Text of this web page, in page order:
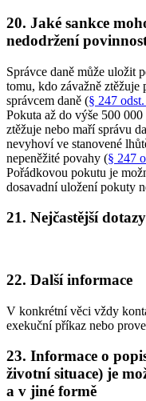
20. Jaké sankce
nedodržení
Správce daně může uložit
tomu, kdo závažně ztěžuje
správcem daně (§ 247
Pokuta až do výše 500
ztěžuje nebo maří správu
nevyhoví ve stanovené
nepeněžité povahy (§ 247
Pořádkovou pokutu je
dosavadní uložení pokuty
21. Nejčastější dotazy
22. Další informace
V konkrétní věci vždy
exekuční příkaz nebo
23. Informace o
životní situace) je
a v jiné formě